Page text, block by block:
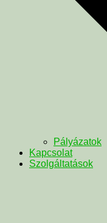
Pályázatok
Kapcsolat
Szolgáltatások